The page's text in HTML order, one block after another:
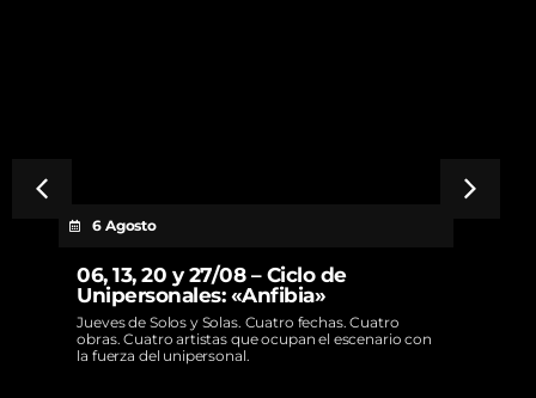
6 Agosto
06, 13, 20 y 27/08 – Ciclo de
Unipersonales: «Anfibia»
Jueves de Solos y Solas. Cuatro fechas. Cuatro
obras. Cuatro artistas que ocupan el escenario con
la fuerza del unipersonal.